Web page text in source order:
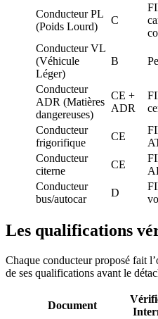
Conducteur PL
(Poids Lourd)
C
Conducteur VL
(Véhicule
Léger)
B
Conducteur
ADR (Matières
dangereuses)
CE +
ADR
Conducteur
frigorifique
CE
Conducteur
citerne
CE
Conducteur
bus/autocar
D
Les qualifications
Chaque conducteur proposé fait
de ses qualifications avant le
Document